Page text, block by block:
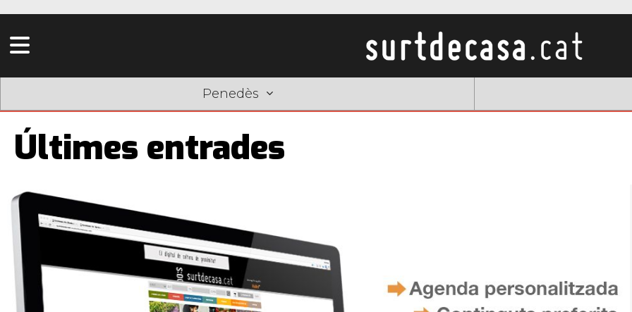
Penedès
Últimes entrades
Pàgines